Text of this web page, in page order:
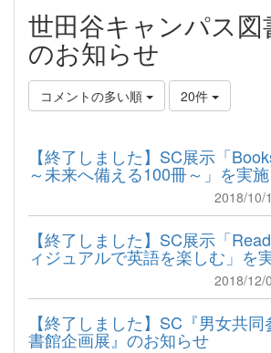
世田谷キャンパス図
のお知らせ
コメントの多い順 20件
【終了しました】SC展示「
～未来へ備える100冊～」を実施
2018/10/
【終了しました】SC展示「
ィジュアルで英語を楽しむ」を
2018/12/
【終了しました】SC『男女共
書館企画展』のお知らせ